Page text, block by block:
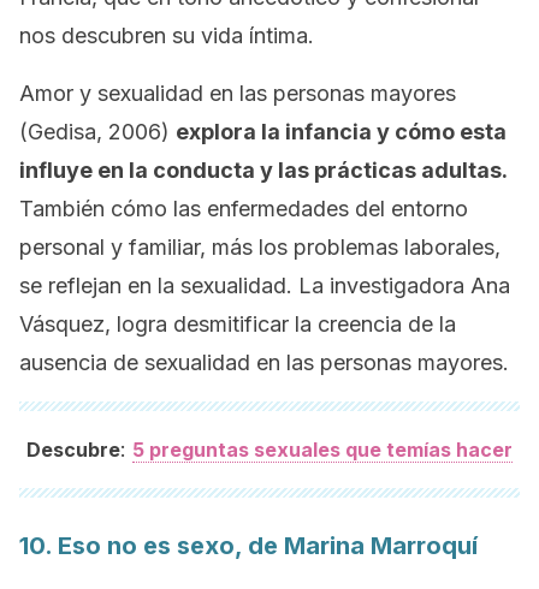
nos descubren su vida íntima.
Amor y sexualidad en las personas mayores
(Gedisa, 2006) explora la infancia y cómo esta
influye en la conducta y las prácticas adultas.
También cómo las enfermedades del entorno
personal y familiar, más los problemas laborales,
se reflejan en la sexualidad. La investigadora Ana
Vásquez, logra desmitificar la creencia de la
ausencia de sexualidad en las personas mayores.
Descubre: 5 preguntas sexuales que temías hacer
10. Eso no es sexo, de Marina Marroquí